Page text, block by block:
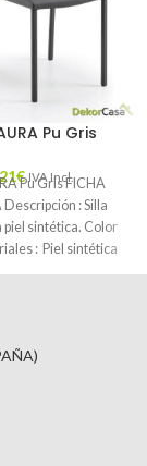
Pu Gris
€ IVA Incl.
Pu Gris FICHA
Descripción : Silla
piel sintética. Color
: Piel sintética